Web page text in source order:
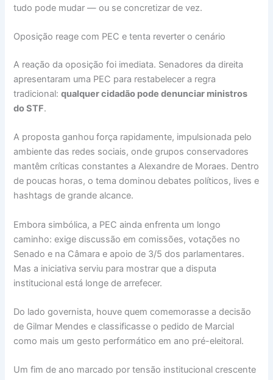
tudo pode mudar — ou se concretizar de vez.
Oposição reage com PEC e tenta reverter o cenário
A reação da oposição foi imediata. Senadores da direita
apresentaram uma PEC para restabelecer a regra
tradicional:qualquer cidadão pode denunciar ministros
do STF.
A proposta ganhou força rapidamente, impulsionada pelo
ambiente das redes sociais, onde grupos conservadores
mantêm críticas constantes a Alexandre de Moraes. Dentro
de poucas horas, o tema dominou debates políticos, lives e
hashtags de grande alcance.
Embora simbólica, a PEC ainda enfrenta um longo
caminho: exige discussão em comissões, votações no
Senado e na Câmara e apoio de 3/5 dos parlamentares.
Mas a iniciativa serviu para mostrar que a disputa
institucional está longe de arrefecer.
Do lado governista, houve quem comemorasse a decisão
de Gilmar Mendes e classificasse o pedido de Marcial
como mais um gesto performático em ano pré-eleitoral.
Um fim de ano marcado por tensão institucional crescente